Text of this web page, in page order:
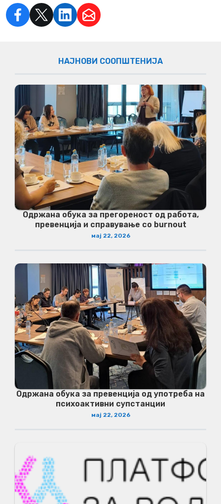
НАЈНОВИ СООПШТЕНИЈА
Одржана обука за прегореност од работа,
превенција и справување со burnout
мај 22, 2026
Одржана обука за превенција од употреба на
психоактивни супстанции
мај 22, 2026